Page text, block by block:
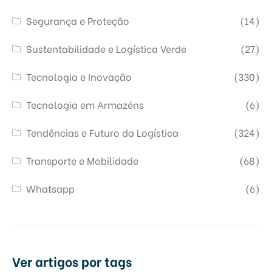
Segurança e Proteção
(14)
Sustentabilidade e Logística Verde
(27)
Tecnologia e Inovação
(330)
Tecnologia em Armazéns
(6)
Tendências e Futuro da Logística
(324)
Transporte e Mobilidade
(68)
Whatsapp
(6)
Ver artigos por tags